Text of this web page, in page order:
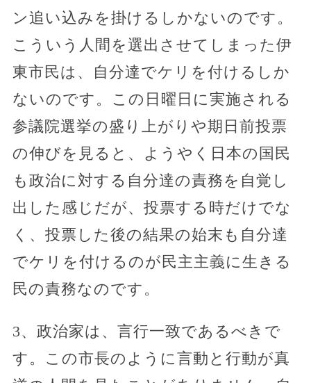
ン追い込みを掛けるしかないのです。
こういう人間を選出させてしまった伊
東市民は、自分達でケリを付けるしか
ないのです。この日曜日に実施される
参議院選挙の盛り上がりや期日前投票
の伸びを見ると、ようやく日本の国民
も政治に対する自分達の責務を自覚し
出した感じだが、投票する時だけでな
く、投票した後の結果の始末も自分達
でケリを付けるのが民主主義に生きる
民の責務なのです。
3、政治家は、言行一致であるべきで
す。この市長のように言動と行動が真